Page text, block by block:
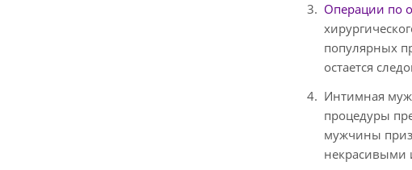
Операции по
популярных
остается
Интимная
процедуры
мужчины
некрасивыми